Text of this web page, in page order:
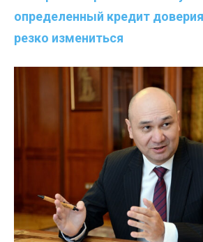
определенный кредит
резко измениться